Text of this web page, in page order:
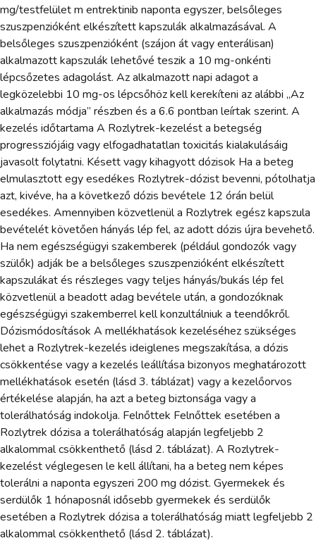
mg/testfelület m entrektinib naponta egyszer, belsőleges
szuszpenzióként elkészített kapszulák alkalmazásával. A
belsőleges szuszpenzióként (szájon át vagy enterálisan)
alkalmazott kapszulák lehetővé teszik a 10 mg-onkénti
lépcsőzetes adagolást. Az alkalmazott napi adagot a
legközelebbi 10 mg-os lépcsőhöz kell kerekíteni az alábbi „Az
alkalmazás módja” részben és a 6.6 pontban leírtak szerint. A
kezelés időtartama A Rozlytrek-kezelést a betegség
progressziójáig vagy elfogadhatatlan toxicitás kialakulásáig
javasolt folytatni. Késett vagy kihagyott dózisok Ha a beteg
elmulasztott egy esedékes Rozlytrek-dózist bevenni, pótolhatja
azt, kivéve, ha a következő dózis bevétele 12 órán belül
esedékes. Amennyiben közvetlenül a Rozlytrek egész kapszula
bevételét követően hányás lép fel, az adott dózis újra bevehető.
Ha nem egészségügyi szakemberek (például gondozók vagy
szülők) adják be a belsőleges szuszpenzióként elkészített
kapszulákat és részleges vagy teljes hányás/bukás lép fel
közvetlenül a beadott adag bevétele után, a gondozóknak
egészségügyi szakemberrel kell konzultálniuk a teendőkről.
Dózismódosítások A mellékhatások kezeléséhez szükséges
lehet a Rozlytrek-kezelés ideiglenes megszakítása, a dózis
csökkentése vagy a kezelés leállítása bizonyos meghatározott
mellékhatások esetén (lásd 3. táblázat) vagy a kezelőorvos
értékelése alapján, ha azt a beteg biztonsága vagy a
tolerálhatóság indokolja. Felnőttek Felnőttek esetében a
Rozlytrek dózisa a tolerálhatóság alapján legfeljebb 2
alkalommal csökkenthető (lásd 2. táblázat). A Rozlytrek-
kezelést véglegesen le kell állítani, ha a beteg nem képes
tolerálni a naponta egyszeri 200 mg dózist. Gyermekek és
serdülők 1 hónaposnál idősebb gyermekek és serdülők
esetében a Rozlytrek dózisa a tolerálhatóság miatt legfeljebb 2
alkalommal csökkenthető (lásd 2. táblázat).